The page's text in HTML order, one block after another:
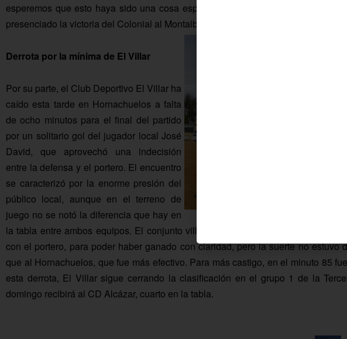
esperemos que esto haya sido una cosa esporádica». En la tarde de hoy, casi
presenciado la victoria del Colonial al Montalbeño.
Derrota por la mínima de El Villar
Por su parte, el Club Deportivo El Villar ha
caído esta tarde en Hornachuelos a falta
de ocho minutos para el final del partido
por un solitario gol del jugador local José
David, que aprovechó una indecisión
entre la defensa y el portero. El encuentro
se caracterizó por la enorme presión del
público local, aunque en el terreno de
juego no se notó la diferencia que hay en
la tabla entre ambos equipos. El conjunto villarengo tuvo hasta cinco ocasiones
con el portero, para poder haber ganado con claridad, pero la suerte no estuvo
que al Hornachuelos, que fue más efectivo. Para más castigo, en el minuto 85
esta derrota, El Villar sigue cerrando la clasificación en el grupo 1 de la
domingo recibirá al CD Alcázar, cuarto en la tabla.